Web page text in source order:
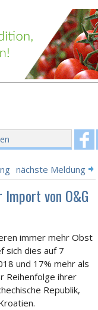
nächste Meldung
von O&G
immer mehr Obst
sich dies auf 7
und 17% mehr als
Reihenfolge ihrer
Republik,